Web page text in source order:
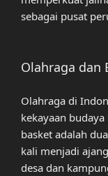
sebagai pusat
Olahraga dan
Olahraga di
kekayaan
basket adalah
kali menjadi
desa dan